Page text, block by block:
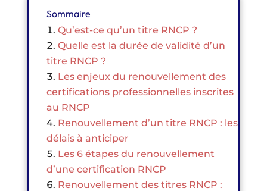
Sommaire
Qu’est-ce qu’un titre RNCP ?
Quelle est la durée de validité d’un
titre RNCP ?
Les enjeux du renouvellement des
certifications professionnelles inscrites
au RNCP
Renouvellement d’un titre RNCP : les
délais à anticiper
Les 6 étapes du renouvellement
d’une certification RNCP
Renouvellement des titres RNCP :